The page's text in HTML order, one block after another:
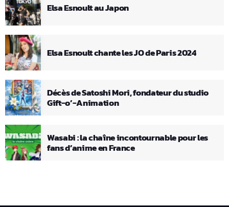
Elsa Esnoult au Japon
Elsa Esnoult chante les JO de Paris 2024
Décès de Satoshi Mori, fondateur du studio
Gift-o’-Animation
Wasabi : la chaîne incontournable pour les
fans d’anime en France